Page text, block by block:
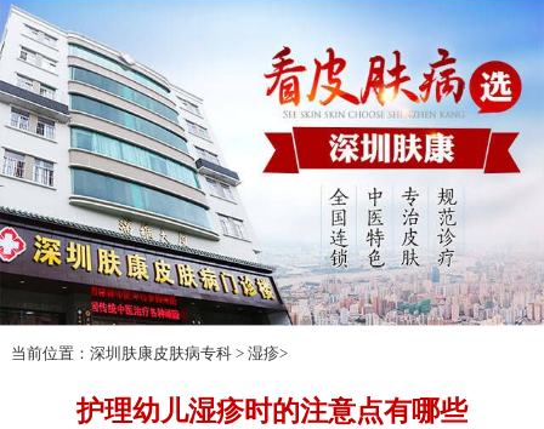
当前位置： 深圳肤康皮肤病专科> 湿疹>
护理幼儿湿疹时的注意点有哪些